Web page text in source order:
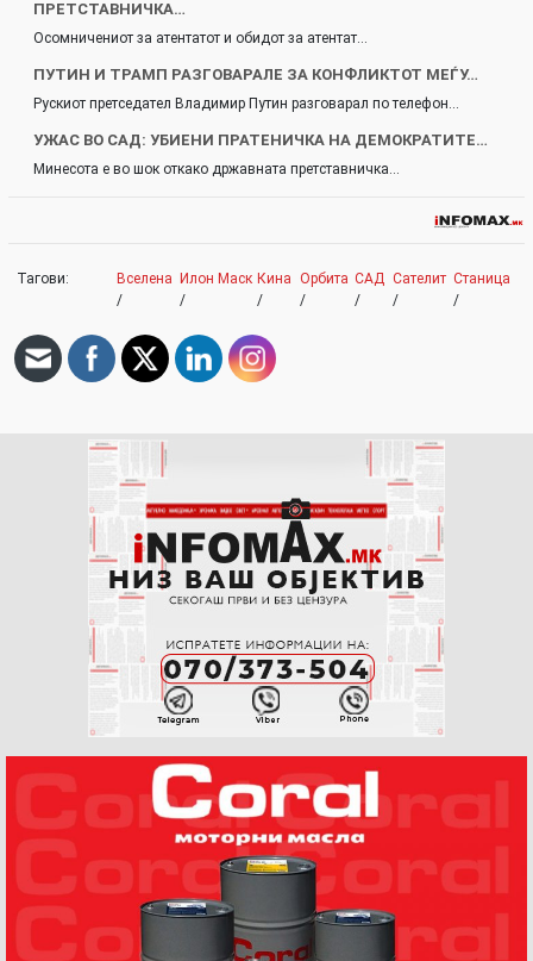
ПРЕТСТАВНИЧКА…
Осомничениот за атентатот и обидот за атентат…
ПУТИН И ТРАМП РАЗГОВАРАЛЕ ЗА КОНФЛИКТОТ МЕЃУ…
Рускиот претседател Владимир Путин разговарал по телефон…
УЖАС ВО САД: УБИЕНИ ПРАТЕНИЧКА НА ДЕМОКРАТИТЕ…
Минесота е во шок откако државната претставничка…
Тагови:
Вселена
/
Илон Маск
/
Кина
/
Орбита
/
САД
/
Сателит
/
Станица
/